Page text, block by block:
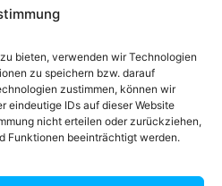
bieten, verwenden wir Technologien
zu speichern bzw. darauf
zustimmen, können wir
eindeutige IDs auf dieser Website
nicht erteilen oder zurückziehen,
Funktionen beeinträchtigt werden.